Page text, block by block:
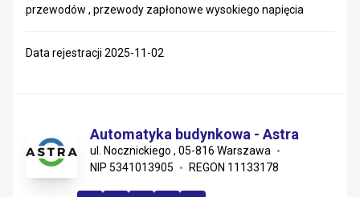
przewodów , przewody zapłonowe wysokiego napięcia
Data rejestracji 2025-11-02
Automatyka budynkowa - Astra
ul. Nocznickiego , 05-816 Warszawa
NIP 5341013905
REGON 11133178